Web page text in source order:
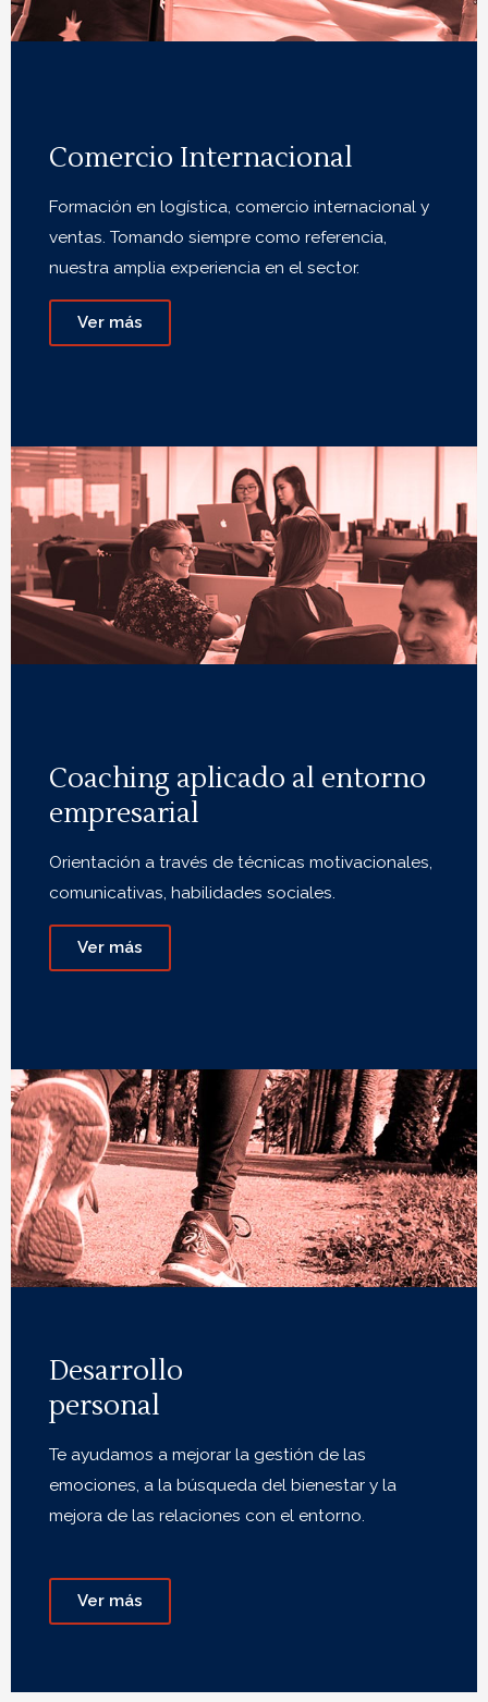
Comercio Internacional
Formación en logística, comercio internacional y
ventas. Tomando siempre como referencia,
nuestra amplia experiencia en el sector.
Ver más
Coaching aplicado al entorno
empresarial
Orientación a través de técnicas motivacionales,
comunicativas, habilidades sociales.
Ver más
Desarrollo
personal
Te ayudamos a mejorar la gestión de las
emociones, a la búsqueda del bienestar y la
mejora de las relaciones con el entorno.
Ver más